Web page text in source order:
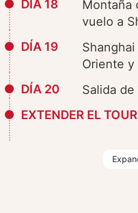
DÍA 18
Montaña
vuelo a
DÍA 19
Oriente
DÍA 20
Salida
EXTENDER EL